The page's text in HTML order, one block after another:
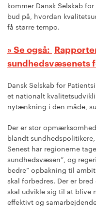
kommer Dansk Selskab
bud på, hvordan
få større tempo.
sundhedsvæsenets
Dansk Selskab for
et nationalt
nytænkning i den måde,
Der er stor
blandt
Senest har regionerne
sundhedsvæsen”, og
bedre” opbakning til
skal forbedres. Der er
skal udvikle sig til at blive
effektivt og